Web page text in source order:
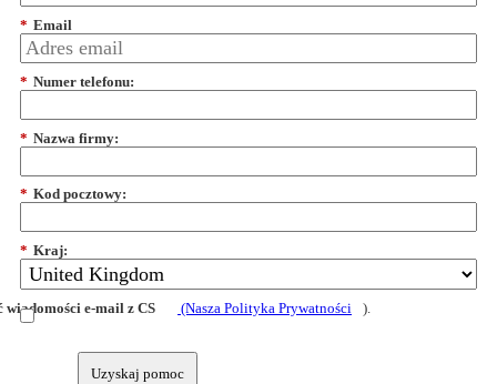
* Email
* Numer telefonu:
* Nazwa firmy:
* Kod pocztowy:
* Kraj:
e-mail z CS (Nasza Polityka Prywatności ).
Uzyskaj pomoc